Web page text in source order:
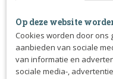
Niet aanbrengen op
Na gebruik handen
vermijden.
Op deze website
Cookies worden door
aanbieden van sociale
van informatie en
sociale media-,